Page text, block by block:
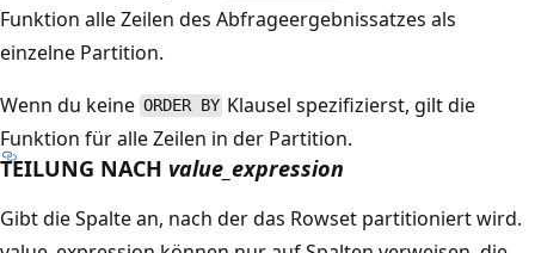
Funktion alle Zeilen des Abfrageergebnissatzes als
einzelne Partition.
Wenn du keine ORDER BY Klausel spezifizierst, gilt die
Funktion für alle Zeilen in der Partition.
TEILUNG NACH value_expression
Gibt die Spalte an, nach der das Rowset partitioniert wird.